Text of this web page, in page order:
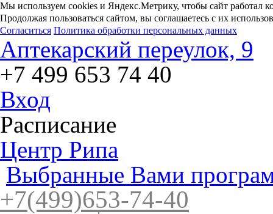
Мы используем cookies и Яндекс.Метрику, чтобы сайт работал
Продолжая пользоваться сайтом, вы соглашаетесь с их
Согласиться Политика обработки персональных данных
Аптекарский переулок, 9
+7 499 653 74 40
Вход
Расписание
Центр Рипа
Выбранные Вами
+7(499)653-74-40